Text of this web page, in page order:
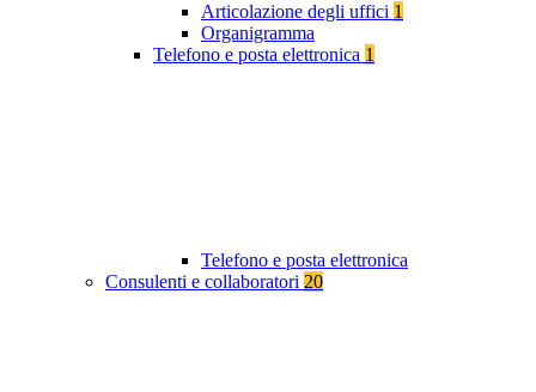
Articolazione degli uffici 1
Organigramma
Telefono e posta elettronica 1
Telefono e posta elettronica
Consulenti e collaboratori 20